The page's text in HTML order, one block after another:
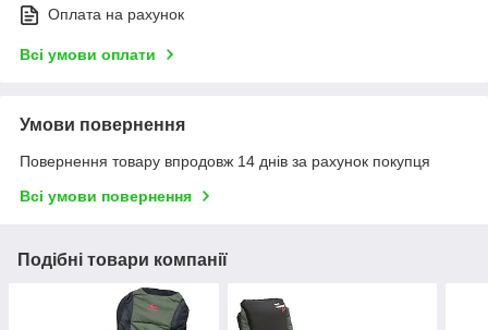
Оплата на рахунок
Всі умови оплати
Умови повернення
Повернення товару впродовж 14 днів за рахунок покупця
Всі умови повернення
Подібні товари компанії